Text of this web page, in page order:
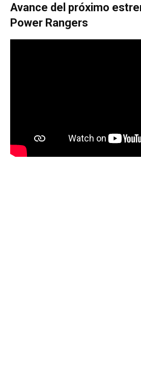
Avance del próximo
Power Rangers